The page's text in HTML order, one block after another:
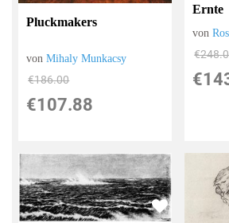
Pluckmakers
vonMihaly Munkacsy
€186.00
€107.88
Ernte
von